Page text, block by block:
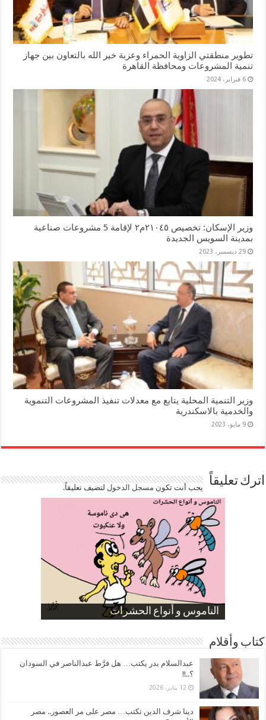
تطوير منطقتي الزاوية الحمراء وعزبة خير الله بالتعاون بين جهاز
تنمية المشروعات ومحافظة القاهرة
6 فبراير، 2024
وزير الإسكان: تخصيص ٢١٠٤٥م٢ لإقامة 5 مشروعات صناعية
بمدينة السويس الجديدة
29 ديسمبر، 2023
وزير التنمية المحلية يتابع مع معدلات تنفيذ المشروعات التنموية
والخدمية بالاسكندرية
9 مايو، 2023
اترك تعليقاً يجب أنت تكون مسجل الدخوللتضيف تعليقاً.
الناموس و أنواع الحشرات
الموظفين بعد ارتفاع الأسعار
ارتفاع نسبة الطلاق في مصر
صورة كاركاتيرية
صورة كاركاتيرية
كتاب وأقلام
عبدالسلام بدر يكتب… هل فرَّط عبدالناصر في السودان
؟..!!
12 يناير، 2026
دينا شرف الدين تكتب… مصر على مر العصور.. مصر